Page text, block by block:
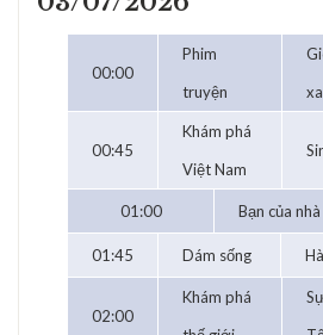
00:00
Phim
truyện
00:45
Khám phá
Việt Nam
01:00 Bạn của
01:45 Dám sống
02:00
Khám phá